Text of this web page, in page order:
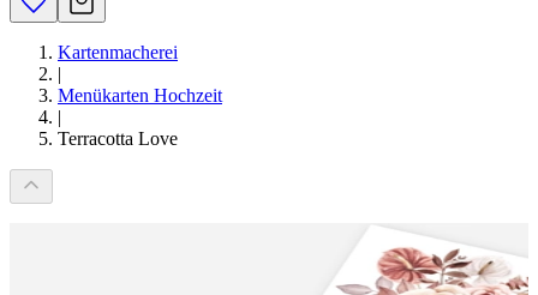
Kartenmacherei
|
Menükarten Hochzeit
|
Terracotta Love